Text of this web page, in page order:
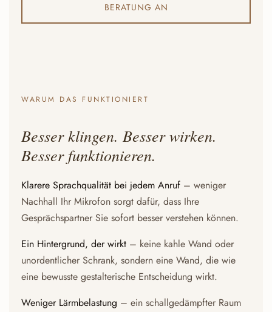
BERATUNG AN
WARUM DAS FUNKTIONIERT
Besser klingen. Besser wirken.
Besser funktionieren.
Klarere Sprachqualität bei jedem Anruf – weniger
Nachhall Ihr Mikrofon sorgt dafür, dass Ihre
Gesprächspartner Sie sofort besser verstehen können.
Ein Hintergrund, der wirkt – keine kahle Wand oder
unordentlicher Schrank, sondern eine Wand, die wie
eine bewusste gestalterische Entscheidung wirkt.
Weniger Lärmbelastung – ein schallgedämpfter Raum